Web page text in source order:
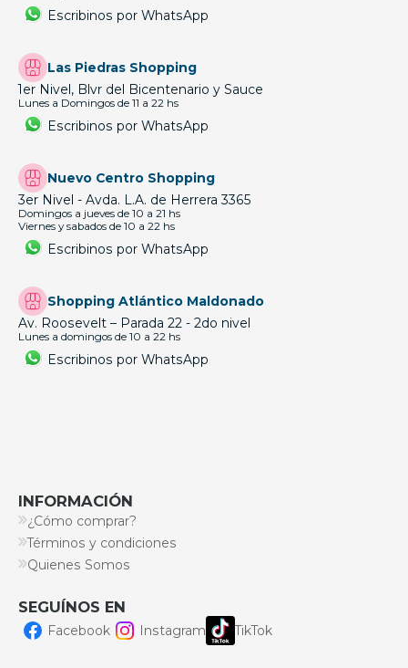
Escribinos por WhatsApp
Las Piedras Shopping
1er Nivel, Blvr del Bicentenario y Sauce
Lunes a Domingos de 11 a 22 hs
Escribinos por WhatsApp
Nuevo Centro Shopping
3er Nivel - Avda. L.A. de Herrera 3365
Domingos a jueves de 10 a 21 hs
Viernes y sabados de 10 a 22 hs
Escribinos por WhatsApp
Shopping Atlántico Maldonado
Av. Roosevelt – Parada 22 - 2do nivel
Lunes a domingos de 10 a 22 hs
Escribinos por WhatsApp
INFORMACIÓN
¿Cómo comprar?
Términos y condiciones
Quienes Somos
SEGUÍNOS EN
Facebook Instagram TikTok